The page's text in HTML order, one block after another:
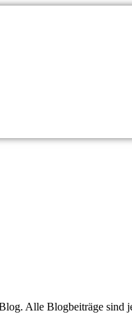
Alle Blogbeiträge sind